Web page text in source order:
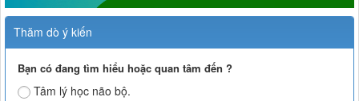
Thăm dò ý kiến
Bạn có đang tìm hiểu hoặc quan tâm đến ?
Tâm lý học não bộ.